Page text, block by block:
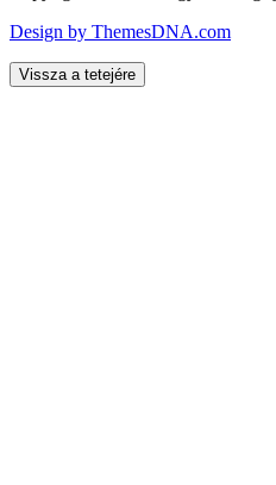
Design by ThemesDNA.com
Vissza a tetejére